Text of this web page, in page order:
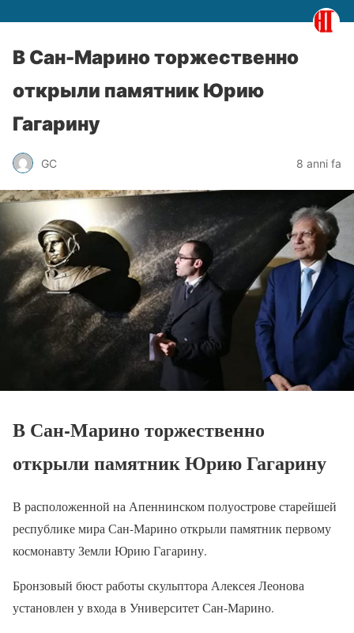
В Сан-Марино торжественно
открыли памятник Юрию
Гагарину
GC 8 anni fa
В Сан-Марино торжественно
открыли памятник Юрию Гагарину
В расположенной на Апеннинском полуострове старейшей
республике мира Сан-Марино открыли памятник первому
космонавту Земли Юрию Гагарину.
Бронзовый бюст работы скульптора Алексея Леонова
установлен у входа в Университет Сан-Марино.